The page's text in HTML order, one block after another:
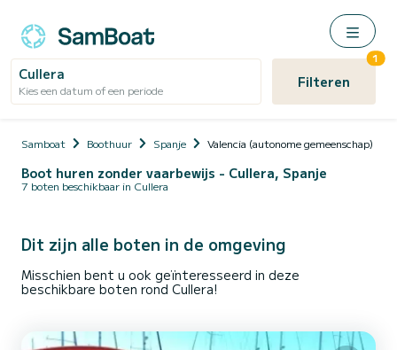
Cullera
Kies een datum of een periode Filteren
1
Samboat Boothuur Spanje Valencia (autonome gemeenschap)
Boot huren zonder vaarbewijs - Cullera, Spanje
7 boten beschikbaar in Cullera
Dit zijn alle boten in de omgeving
Misschien bent u ook geïnteresseerd in deze
beschikbare boten rond Cullera!